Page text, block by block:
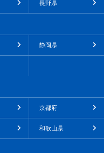
長野県
静岡県
京都府
和歌山県